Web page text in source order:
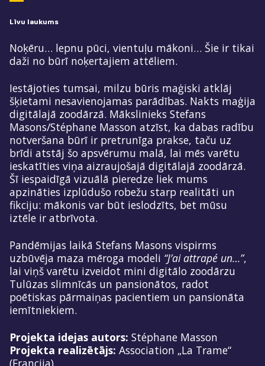
Līvu laukums
Noķēru… lepnu pūci, vientuļu mākoni… Šie ir tikai
daži no būrī noķertajiem attēliem.
Iestājoties tumsai, milzu būris maģiski atklāj
šķietami nesavienojamas parādības. Nakts maģija
digitālajā zoodārzā. Mākslinieks Stefans
Masons/Stéphane Masson atzīst, ka dabas radību
notveršana būrī ir pretrunīga prakse, taču uz
brīdi atstāj šo apsvērumu malā, lai mēs varētu
ieskatīties viņa aizraujošajā digitālajā zoodārzā.
Šī iespaidīgā vizuālā pieredze liek mums
apzināties izplūdušo robežu starp realitāti un
fikciju: mākonis var būt ieslodzīts, bet mūsu
iztēle ir atbrīvota.
Pandēmijas laikā Stefans Masons vispirms
uzbūvēja maza mēroga modeli “J’ai attrapé un…”,
lai viņš varētu izveidot mini digitālo zoodārzu
Tulūzas slimnīcās un pansionātos, radot
poētiskas pārmaiņas pacientiem un pansionāta
iemītniekiem.
Projekta idejas autors: Stéphane Masson
Projekta realizētājs: Association „La Trame“
(Francija)